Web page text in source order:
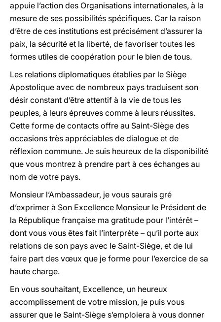
appuie l’action des Organisations internationales, à la
mesure de ses possibilités spécifiques. Car la raison
d’être de ces institutions est précisément d’assurer la
paix, la sécurité et la liberté, de favoriser toutes les
formes utiles de coopération pour le bien de tous.
Les relations diplomatiques établies par le Siège
Apostolique avec de nombreux pays traduisent son
désir constant d’être attentif à la vie de tous les
peuples, à leurs épreuves comme à leurs réussites.
Cette forme de contacts offre au Saint-Siège des
occasions très appréciables de dialogue et de
réflexion commune. Je suis heureux de la disponibilité
que vous montrez à prendre part à ces échanges au
nom de votre pays.
Monsieur l’Ambassadeur, je vous saurais gré
d’exprimer à Son Excellence Monsieur le Président de
la République française ma gratitude pour l’intérêt –
dont vous vous êtes fait l’interprète – qu’il porte aux
relations de son pays avec le Saint-Siège, et de lui
faire part des vœux que je forme pour l’exercice de sa
haute charge.
En vous souhaitant, Excellence, un heureux
accomplissement de votre mission, je puis vous
assurer que le Saint-Siège s’emploiera à vous donner